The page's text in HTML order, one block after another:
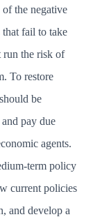
the negative
fail to take
run the risk of
To restore
be
pay due
agents.
term policy
current policies
and develop a